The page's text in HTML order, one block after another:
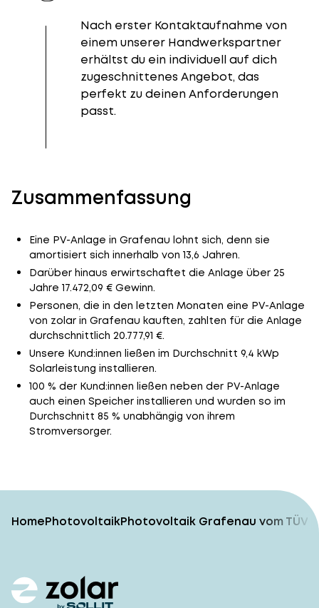
Nach erster Kontaktaufnahme von
einem unserer Handwerkspartner
erhältst du ein individuell auf dich
zugeschnittenes Angebot, das
perfekt zu deinen Anforderungen
passt.
Zusammenfassung
Eine PV-Anlage in Grafenau lohnt sich, denn sie
amortisiert sich innerhalb von 13,6 Jahren.
Darüber hinaus erwirtschaftet die Anlage über 25
Jahre 17.472,09 € Gewinn.
Personen, die in den letzten Monaten eine PV-Anlage
von zolar in Grafenau kauften, zahlten für die Anlage
durchschnittlich 20.777,91 €.
Unsere Kund:innen ließen im Durchschnitt 9,4 kWp
Solarleistung installieren.
100 % der Kund:innen ließen neben der PV-Anlage
auch einen Speicher installieren und wurden so im
Durchschnitt 85 % unabhängig von ihrem
Stromversorger.
HomePhotovoltaikPhotovoltaik Grafenau vom